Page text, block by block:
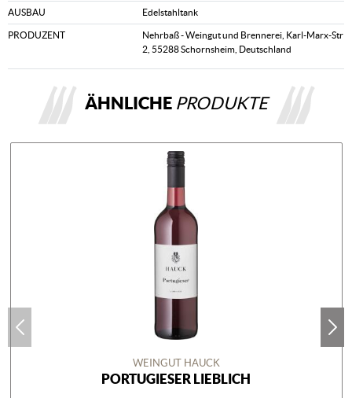
AUSBAU Edelstahltank
PRODUZENT
Nehrbaß - Weingut und Brennerei, Karl-Marx-Str
2, 55288 Schornsheim, Deutschland
ÄHNLICHE PRODUKTE
WEINGUT HAUCK
PORTUGIESER LIEBLICH